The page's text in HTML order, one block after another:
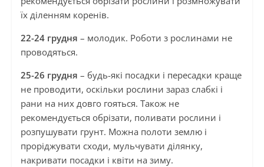
їх діленням коренів.
22-24 грудня – молодик. Роботи з рослинами не
проводяться.
25-26 грудня – будь-які посадки і пересадки краще
не проводити, оскільки рослини зараз слабкі і
рани на них довго гояться. Також не
рекомендується обрізати, поливати рослини і
розпушувати грунт. Можна полоти землю і
проріджувати сходи, мульчувати ділянку,
накривати посадки і квіти на зиму.